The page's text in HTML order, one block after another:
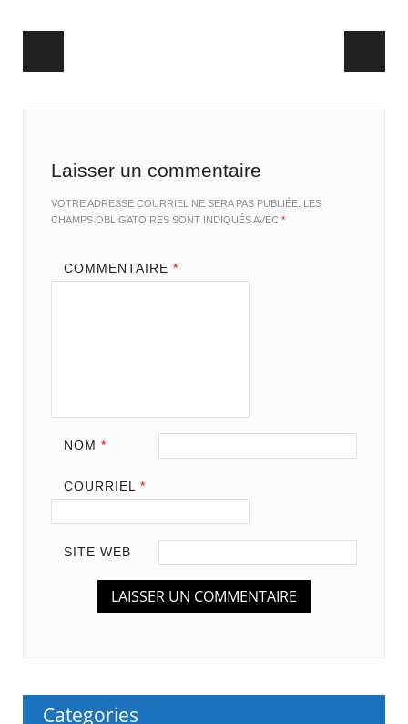
Post navigation
Laisser un commentaire
VOTRE ADRESSE COURRIEL NE SERA PAS PUBLIÉE. LES
CHAMPS OBLIGATOIRES SONT INDIQUÉS AVEC*
COMMENTAIRE *
NOM *
COURRIEL *
SITE WEB
Categories